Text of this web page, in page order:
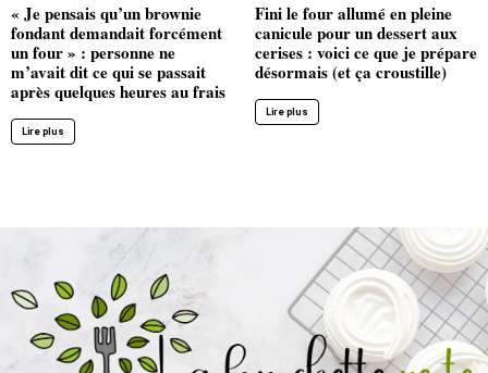
« Je pensais qu’un brownie
fondant demandait forcément
un four » : personne ne
m’avait dit ce qui se passait
après quelques heures au frais
Lire plus
Fini le four allumé en pleine
canicule pour un dessert aux
cerises : voici ce que je prépare
désormais (et ça croustille)
Lire plus